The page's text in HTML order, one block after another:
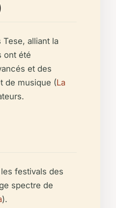
alliant la
ont été
et des
de musique (La
festivals des
spectre de
).